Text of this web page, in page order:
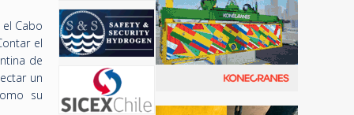
Cabo
el
de
un
su